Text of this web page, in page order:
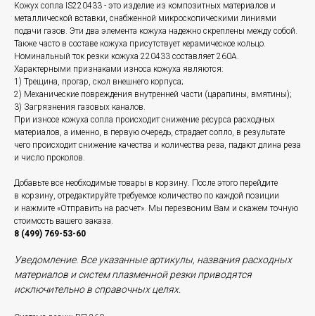
Кожух сопла IS220433 - это изделие из композитных материалов и
металлической вставки, снабженной микроскопическими линиями
подачи газов. Эти два элемента кожуха надежно скреплены между собой.
Также часто в составе кожуха присутствует керамическое кольцо.
Номинальный ток резки кожуха 220433 составляет 260А.
Характерными признаками износа кожуха являются:
1) Трещина, прогар, скол внешнего корпуса;
2) Механические повреждения внутренней части (царапины, вмятины);
3) Загрязнения газовых каналов.
При износе кожуха сопла происходит снижение ресурса расходных
материалов, а именно, в первую очередь, страдает сопло, в результате
чего происходит снижение качества и количества реза, падают длина реза
и число проколов.
Добавьте все необходимые товары в корзину. После этого перейдите
в корзину, отредактируйте требуемое количество по каждой позиции
и нажмите «Отправить на расчет». Мы перезвоним Вам и скажем точную
стоимость вашего заказа.
8 (499) 769-53-60
Уведомление. Все указанные артикулы, названия расходных
материалов и систем плазменной резки приводятся
исключительно в справочных целях.